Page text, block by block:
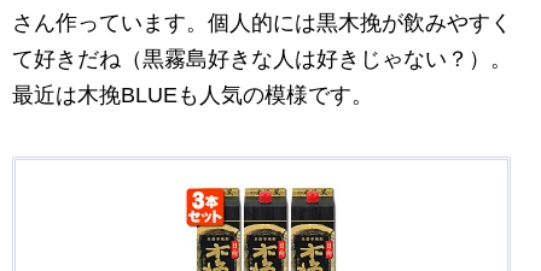
さん作っています。個人的には黒木挽が飲みやすく
て好きだね（黒霧島好きな人は好きじゃない？）。
最近は木挽BLUEも人気の模様です。